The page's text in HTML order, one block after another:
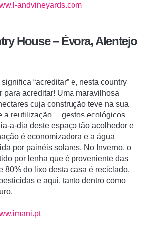
andvineyards.com
House – Évora, Alentejo
“acreditar” e, nesta country
para acreditar! Uma maravilhosa
cuja construção teve na sua
a reutilização… gestos ecológicos
a-dia deste espaço tão acolhedor e
é economizadora e a água
por painéis solares. No Inverno, o
por lenha que é proveniente das
80% do lixo desta casa é reciclado.
e aqui, tanto dentro como